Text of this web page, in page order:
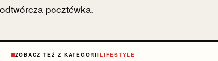
odtwórcza pocztówka.
ZOBACZ TEŻ Z KATEGORIILIFESTYLE